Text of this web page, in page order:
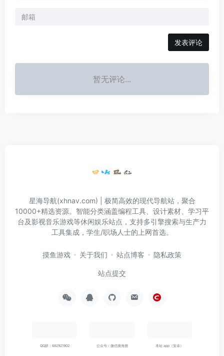
发表评论
暂无评论...
星海导航(xhnav.com) | 极简高效的现代导航站，聚合
10000+精选资源。智能分类涵盖编程工具、设计素材、学习平
台及影视音乐游戏等休闲娱乐站点，支持多引擎搜索与生产力
工具集成，学生/职场人士的上网首选。
摸鱼游戏 关于我们 站点博客 隐私政策
站点提交
QQ群：682921902 公众号：微信搜海拥 本站 app（安卓）